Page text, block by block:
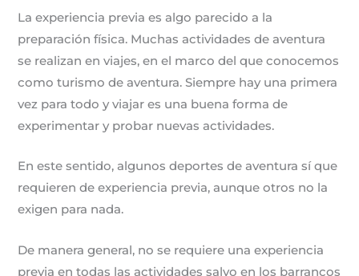
La experiencia previa es algo parecido a la
preparación física. Muchas actividades de aventura
se realizan en viajes, en el marco del que conocemos
como turismo de aventura. Siempre hay una primera
vez para todo y viajar es una buena forma de
experimentar y probar nuevas actividades.
En este sentido, algunos deportes de aventura sí que
requieren de experiencia previa, aunque otros no la
exigen para nada.
De manera general, no se requiere una experiencia
previa en todas las actividades salvo en los barrancos